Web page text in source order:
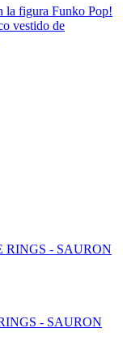
la figura Funko Pop!
vestido de
- SAURON